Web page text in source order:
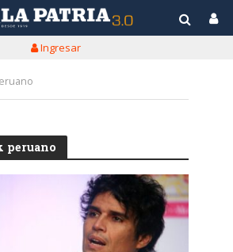
Ingresar
peruano